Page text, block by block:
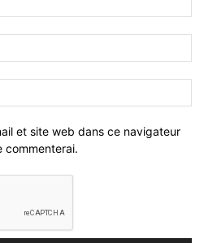
et site web dans ce navigateur
commenterai.